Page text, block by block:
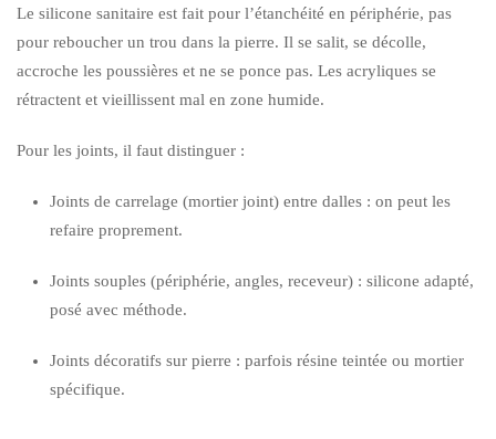
Le silicone sanitaire est fait pour l’étanchéité en périphérie, pas
pour reboucher un trou dans la pierre. Il se salit, se décolle,
accroche les poussières et ne se ponce pas. Les acryliques se
rétractent et vieillissent mal en zone humide.
Pour les joints, il faut distinguer :
Joints de carrelage (mortier joint) entre dalles : on peut les
refaire proprement.
Joints souples (périphérie, angles, receveur) : silicone adapté,
posé avec méthode.
Joints décoratifs sur pierre : parfois résine teintée ou mortier
spécifique.